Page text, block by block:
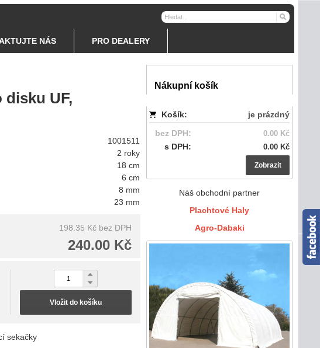
NÁS PRO DEALERY
Nákupní košík
Košík:
je prázdný
bez DPH:
0.00 Kč
s DPH: 0.00 Kč
Zobrazit
Náš obchodní partner
Plachtové Haly
Agro-Dabaki
disku UF,
1001511
2 roky
18 cm
6 cm
8 mm
23 mm
198.35 Kč bez DPH
240.00 Kč
Vložit do košíku
sekačky